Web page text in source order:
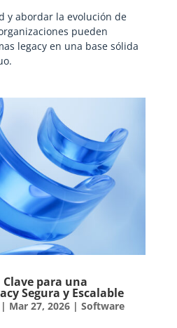
y abordar la evolución de
pueden
legacy en una base sólida
para una
Segura y Escalable
Mar 27, 2026| Software